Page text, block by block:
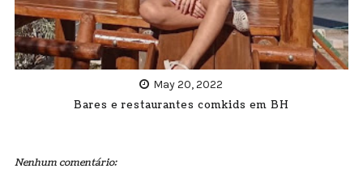
May 20, 2022
Bares e restaurantes comkids em BH
Nenhum comentário: